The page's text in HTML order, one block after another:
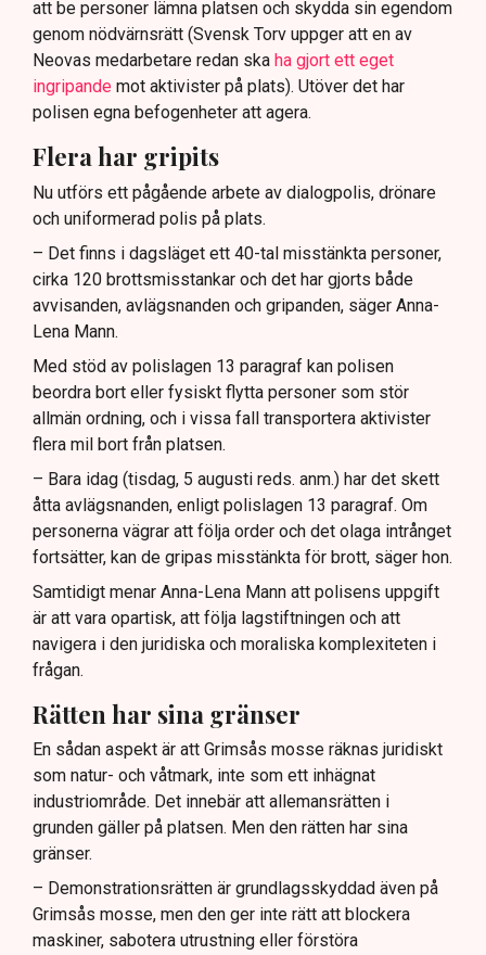
att be personer lämna platsen och skydda sin egendom
genom nödvärnsrätt (Svensk Torv uppger att en av
Neovas medarbetare redan ska ha gjort ett eget
ingripande mot aktivister på plats). Utöver det har
polisen egna befogenheter att agera.
Flera har gripits
Nu utförs ett pågående arbete av dialogpolis, drönare
och uniformerad polis på plats.
– Det finns i dagsläget ett 40-tal misstänkta personer,
cirka 120 brottsmisstankar och det har gjorts både
avvisanden, avlägsnanden och gripanden, säger Anna-
Lena Mann.
Med stöd av polislagen 13 paragraf kan polisen
beordra bort eller fysiskt flytta personer som stör
allmän ordning, och i vissa fall transportera aktivister
flera mil bort från platsen.
– Bara idag (tisdag, 5 augusti reds. anm.) har det skett
åtta avlägsnanden, enligt polislagen 13 paragraf. Om
personerna vägrar att följa order och det olaga intrånget
fortsätter, kan de gripas misstänkta för brott, säger hon.
Samtidigt menar Anna-Lena Mann att polisens uppgift
är att vara opartisk, att följa lagstiftningen och att
navigera i den juridiska och moraliska komplexiteten i
frågan.
Rätten har sina gränser
En sådan aspekt är att Grimsås mosse räknas juridiskt
som natur- och våtmark, inte som ett inhägnat
industriområde. Det innebär att allemansrätten i
grunden gäller på platsen. Men den rätten har sina
gränser.
– Demonstrationsrätten är grundlagsskyddad även på
Grimsås mosse, men den ger inte rätt att blockera
maskiner, sabotera utrustning eller förstöra